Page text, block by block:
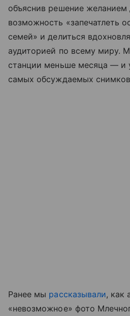
объяснив решение желанием
возможность «запечатлеть
семей» и делиться
аудиторией по всему миру.
станции меньше месяца — и
самых обсуждаемых снимков
Ранее мы рассказывали, как
«невозможное» фото